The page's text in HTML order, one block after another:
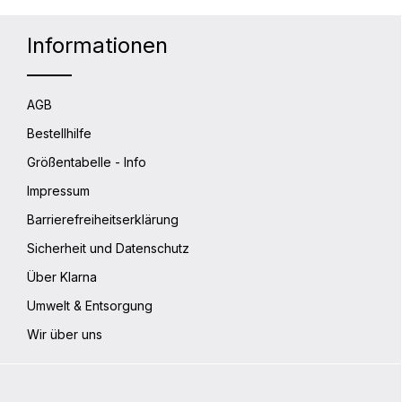
Informationen
AGB
Bestellhilfe
Größentabelle - Info
Impressum
Barrierefreiheitserklärung
Sicherheit und Datenschutz
Über Klarna
Umwelt & Entsorgung
Wir über uns